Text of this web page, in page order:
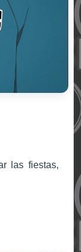
las fiestas,